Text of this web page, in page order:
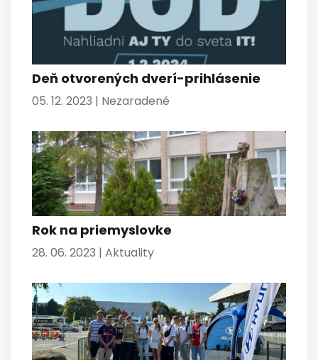
Deň otvorených dverí-prihlásenie
05. 12. 2023 | Nezaradené
Rok na priemyslovke
28. 06. 2023 | Aktuality